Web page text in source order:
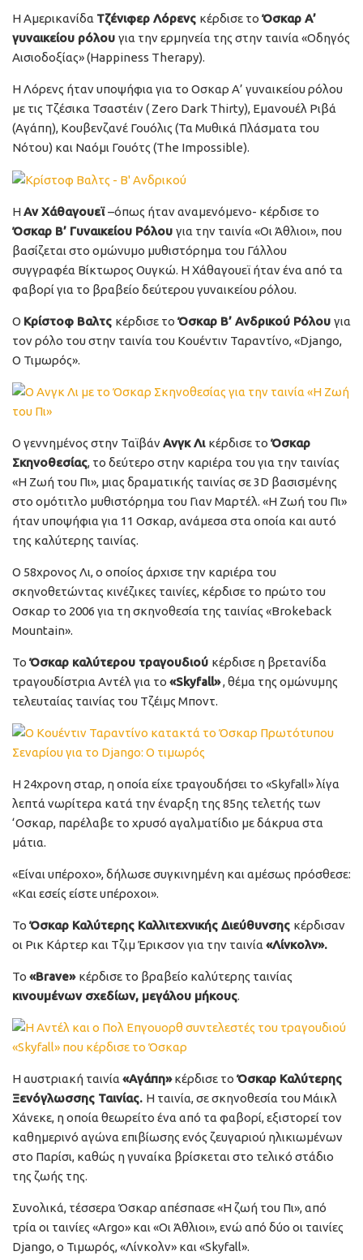
Η Αμερικανίδα Τζένιφερ Λόρενς κέρδισε το Όσκαρ Α’
γυναικείου ρόλου για την ερμηνεία της στην ταινία «Οδηγός
Αισιοδοξίας» (Happiness Therapy).
Η Λόρενς ήταν υποψήφια για το Οσκαρ Α’ γυναικείου ρόλου
με τις Τζέσικα Τσαστέιν ( Zero Dark Thirty), Εμανουέλ Ριβά
(Αγάπη), Κουβενζανέ Γουόλις (Τα Μυθικά Πλάσματα του
Νότου) και Ναόμι Γουότς (The Impossible).
ΗΑν Χάθαγουεϊ–όπως ήταν αναμενόμενο- κέρδισε το
Όσκαρ Β’ Γυναικείου Ρόλου για την ταινία «Οι Άθλιοι», που
βασίζεται στο ομώνυμο μυθιστόρημα του Γάλλου
συγγραφέα Βίκτωρος Ουγκώ. Η Χάθαγουεϊ ήταν ένα από τα
φαβορί για το βραβείο δεύτερου γυναικείου ρόλου.
Ο Κρίστοφ Βαλτς κέρδισε το Όσκαρ Β’ Ανδρικού Ρόλου για
τον ρόλο του στην ταινία του Κουέντιν Ταραντίνο, «Django,
Ο Τιμωρός».
Ο γεννημένος στην ΤαϊβάνΑνγκ Λι κέρδισε το Όσκαρ
Σκηνοθεσίας, το δεύτερο στην καριέρα του για την ταινίας
«Η Ζωή του Πι», μιας δραματικής ταινίας σε 3D βασισμένης
στο ομότιτλο μυθιστόρημα του Γιαν Μαρτέλ. «Η Ζωή του Πι»
ήταν υποψήφια για 11 Οσκαρ, ανάμεσα στα οποία και αυτό
της καλύτερης ταινίας.
Ο 58χρονος Λι, ο οποίος άρχισε την καριέρα του
σκηνοθετώντας κινέζικες ταινίες, κέρδισε το πρώτο του
Οσκαρ το 2006 για τη σκηνοθεσία της ταινίας «Βrokeback
Mountain».
Το Όσκαρ καλύτερου τραγουδιού κέρδισε η βρετανίδα
τραγουδίστρια Αντέλ για το «Skyfall», θέμα της ομώνυμης
τελευταίας ταινίας του Τζέιμς Μποντ.
Η 24χρονη σταρ, η οποία είχε τραγουδήσει το «Skyfall» λίγα
λεπτά νωρίτερα κατά την έναρξη της 85ης τελετής των
‘Οσκαρ, παρέλαβε το χρυσό αγαλματίδιο με δάκρυα στα
μάτια.
«Είναι υπέροχο», δήλωσε συγκινημένη και αμέσως πρόσθεσε:
«Και εσείς είστε υπέροχοι».
Το Όσκαρ Καλύτερης Καλλιτεχνικής Διεύθυνσης κέρδισαν
οι Ρικ Κάρτερ και Τζιμ Έρικσον για την ταινία«Λίνκολν».
Το «Brave» κέρδισε το βραβείο καλύτερης ταινίας
κινουμένων σχεδίων, μεγάλου μήκους.
Η αυστριακή ταινία«Αγάπη»κέρδισε το Όσκαρ Καλύτερης
Ξενόγλωσσης Ταινίας. Η ταινία, σε σκηνοθεσία του Μάικλ
Χάνεκε, η οποία θεωρείτο ένα από τα φαβορί, εξιστορεί τον
καθημερινό αγώνα επιβίωσης ενός ζευγαριού ηλικιωμένων
στο Παρίσι, καθώς η γυναίκα βρίσκεται στο τελικό στάδιο
της ζωής της.
Συνολικά, τέσσερα Όσκαρ απέσπασε «Η ζωή του Πι», από
τρία οι ταινίες «Argo» και «Οι Άθλιοι», ενώ από δύο οι ταινίες
Django, ο Τιμωρός, «Λίνκολν» και «Skyfall».